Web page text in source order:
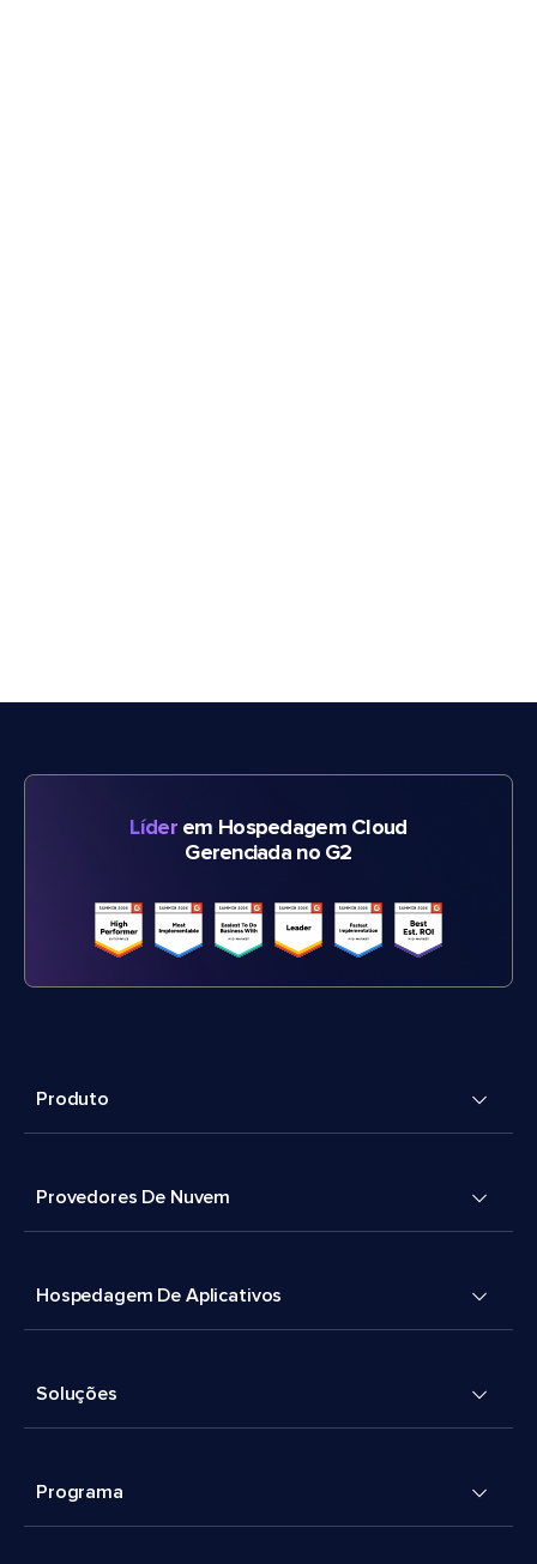
Líderem Hospedagem Cloud
Gerenciada no G2
Produto
Provedores De Nuvem
Hospedagem De Aplicativos
Soluções
Programa